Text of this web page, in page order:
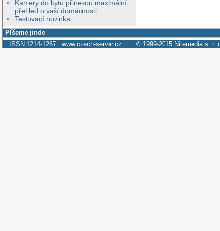
Kamery do bytu přinesou maximální
přehled o vaší domácnosti
Testovací novinka
Píšeme jinde
ISSN 1214-1267 www.czech-server.cz © 1999-2015 Nitemedia s. r.